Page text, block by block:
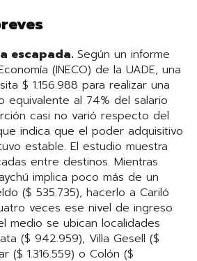
escapada. Según un informe
(INECO) de la UADE, una
$ 1.156.988 para realizar una
equivalente al 74% del salario
casi no varió respecto del
indica que el poder adquisitivo
estable. El estudio muestra
entre destinos. Mientras
implica poco más de un
($ 535.735), hacerlo a Cariló
veces ese nivel de ingreso
medio se ubican localidades
($ 942.959), Villa Gesell ($
($ 1.316.559) o Colón ($